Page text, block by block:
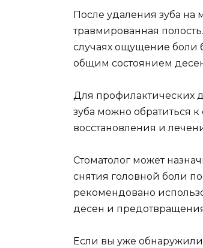
После удаления зуба на
травмированная
случаях ощущение боли
общим состоянием
Для профилактических
зуба можно обратиться
восстановления и
Стоматолог может
снятия головной боли
рекомендовано
десен и
Если вы уже